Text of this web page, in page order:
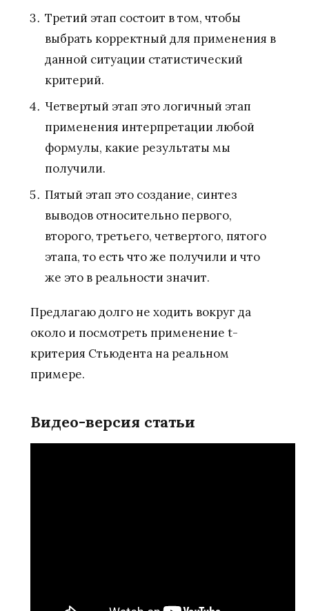
Третий этап состоит в том, чтобы
выбрать корректный для применения в
данной ситуации статистический
критерий.
Четвертый этап это логичный этап
применения интерпретации любой
формулы, какие результаты мы
получили.
Пятый этап это создание, синтез
выводов относительно первого,
второго, третьего, четвертого, пятого
этапа, то есть что же получили и что
же это в реальности значит.
Предлагаю долго не ходить вокруг да
около и посмотреть применение t-
критерия Стьюдента на реальном
примере.
Видео-версия статьи